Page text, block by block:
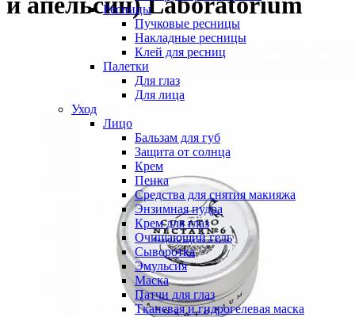
Ресницы
Пучковые ресницы
Накладные ресницы
Клей для ресниц
Палетки
Для глаз
Для лица
Уход
Лицо
Бальзам для губ
Защита от солнца
Крем
Пенка
Средства для снятия макияжа
Энзимная пудра
Крем для глаз
Очищающий гель
Сыворотка
Эмульсия
Маска
Патчи для глаз
Тканевая и гидрогелевая маска